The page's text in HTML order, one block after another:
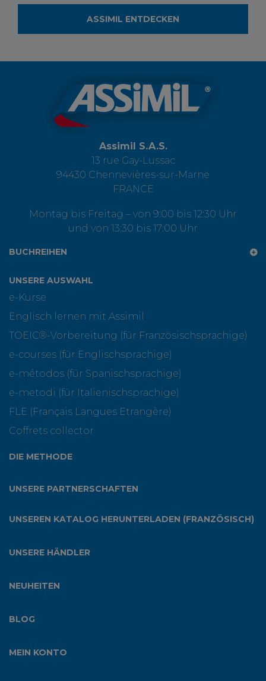
ASSIMIL ENTDECKEN
Assimil S.A.S.
13 rue Gay-Lussac
94430 Chennevières-sur-Marne
FRANCE
Montag bis Freitag – von 9:00 bis 12:30 Uhr
und von 13:30 bis 17:00 Uhr
BUCHREIHEN
UNSERE AUSWAHL
e-Kurse
Englisch lernen mit Assimil
TOEIC®-Vorbereitung (für Französischsprachige)
e-courses (für Englischsprachige)
e-métodos (für Spanischsprachige)
e-metodi (für Italienischsprachige)
FLE (Français Langues Etrangère)
Coffrets collector
DIE METHODE
UNSERE PARTNERSCHAFTEN
UNSEREN KATALOG HERUNTERLADEN (FRANZÖSISCH)
UNSERE HÄNDLER
NEUHEITEN
BLOG
MEIN KONTO